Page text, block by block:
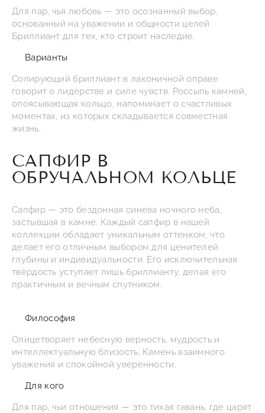
Для пар, чья любовь — это осознанный выбор,
основанный на уважении и общности целей.
Бриллиант для тех, кто строит наследие.
Варианты
Солирующий бриллиант в лаконичной оправе
говорит о лидерстве и силе чувств. Россыпь камней,
опоясывающая кольцо, напоминает о счастливых
моментах, из которых складывается совместная
жизнь.
САПФИР В
ОБРУЧАЛЬНОМ КОЛЬЦЕ
Сапфир — это бездонная синева ночного неба,
застывшая в камне. Каждый сапфир в нашей
коллекции обладает уникальным оттенком, что
делает его отличным выбором для ценителей
глубины и индивидуальности. Его исключительная
твёрдость уступает лишь бриллианту, делая его
практичным и вечным спутником.
Философия
Олицетворяет небесную верность, мудрость и
интеллектуальную близость. Камень взаимного
уважения и спокойной уверенности.
Для кого
Для пар, чьи отношения — это тихая гавань, где царят